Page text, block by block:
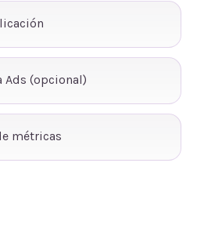
Ads (opcional)
métricas